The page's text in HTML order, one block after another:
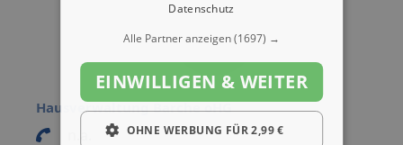
Hausverwaltung Barche oHG
Datenschutz
Alle Partner anzeigen(1697) →
EINWILLIGEN & WEITER
OHNE WERBUNG FÜR 2,99 €